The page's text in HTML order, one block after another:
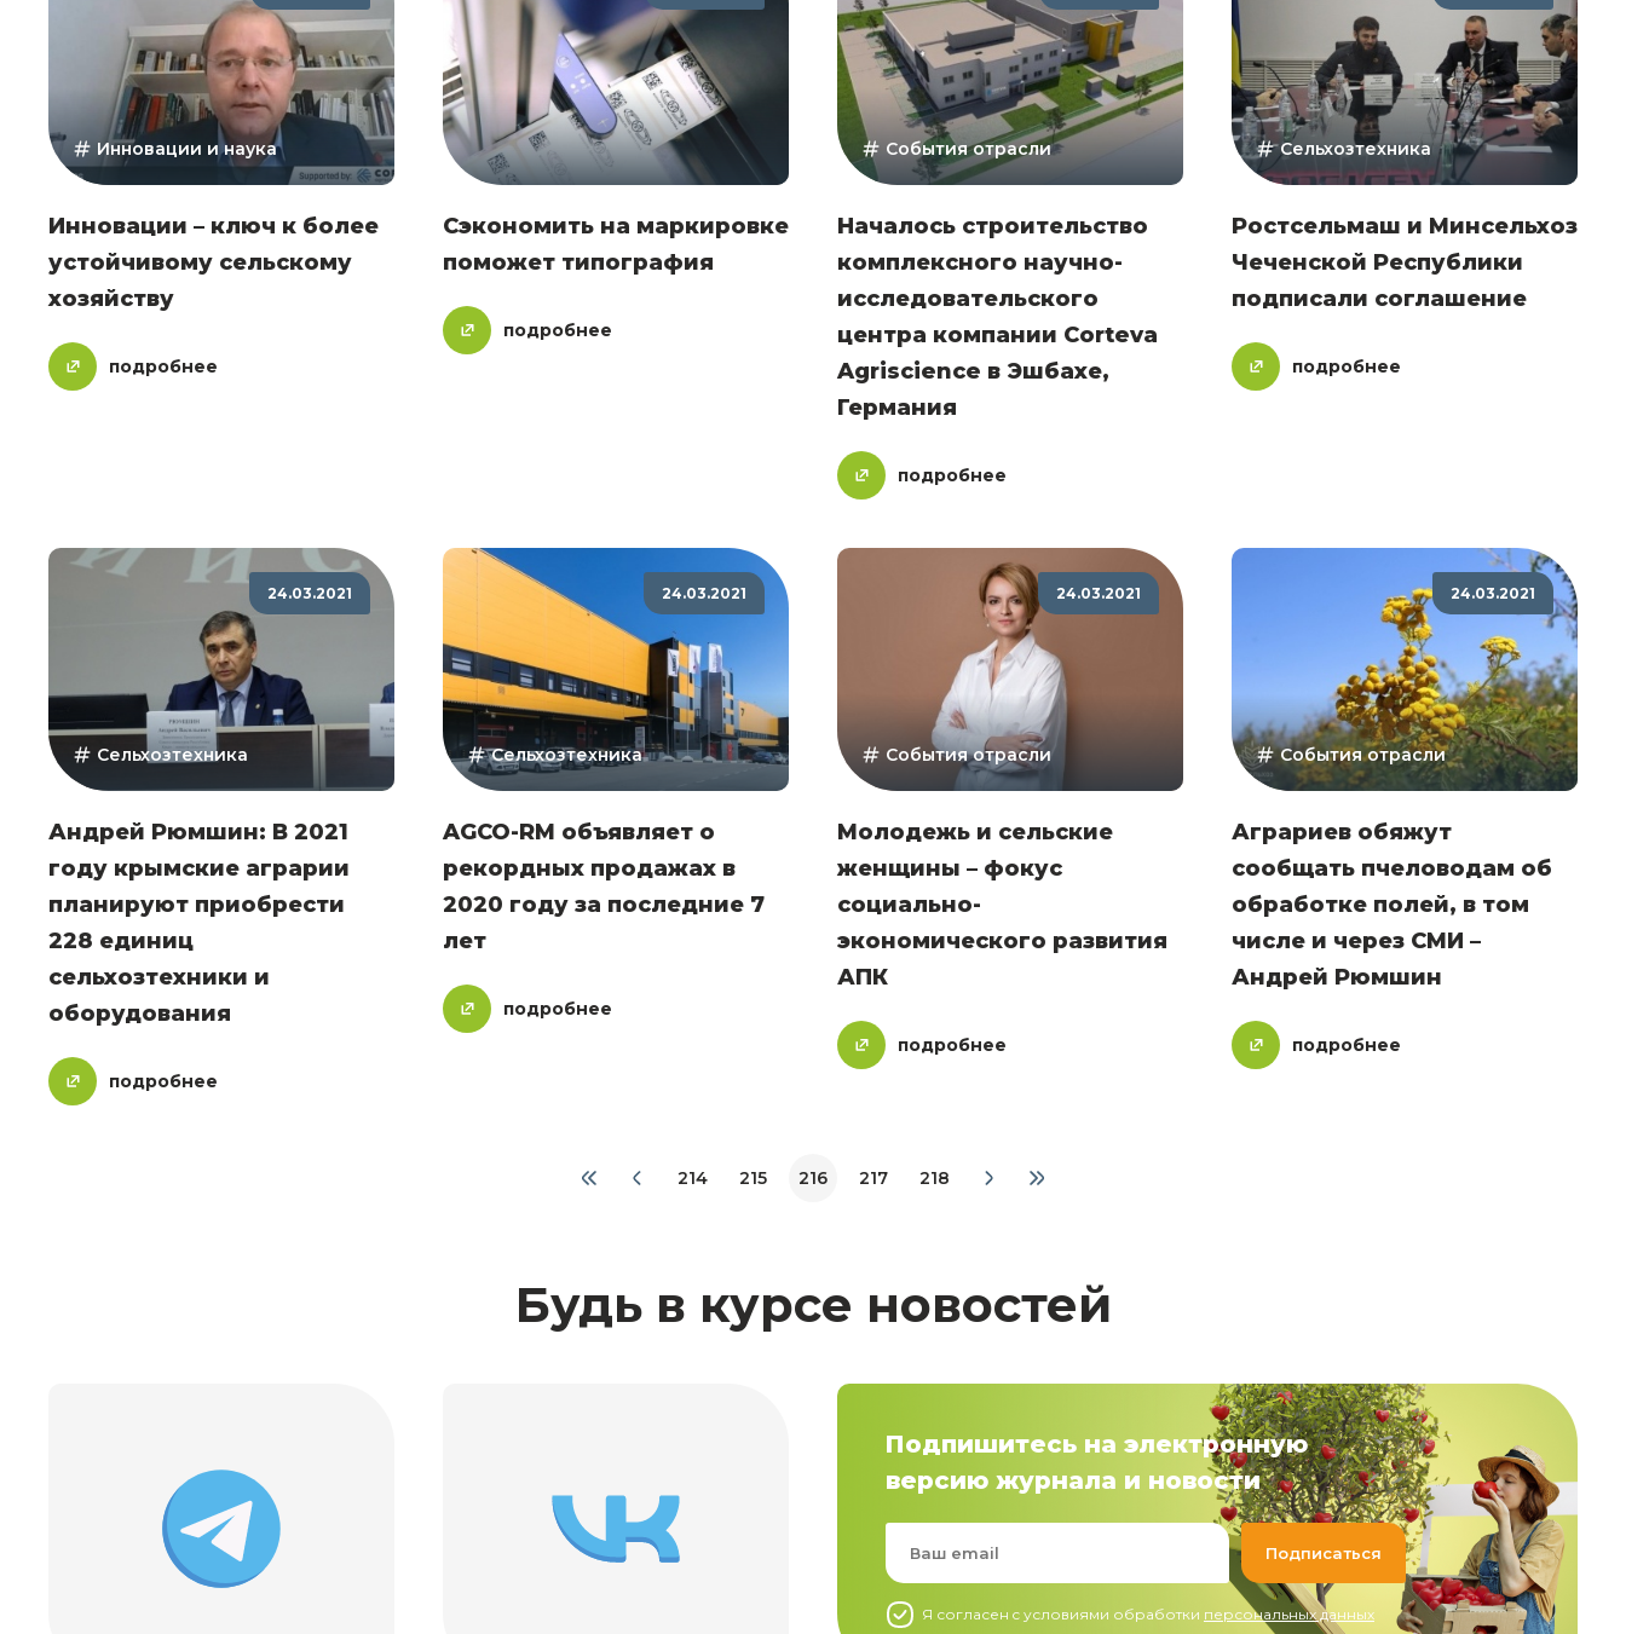
Инновации и наука
Инновации – ключ к более
устойчивому сельскому
хозяйству
подробнее
Сэкономить на маркировке
поможет типография
подробнее
События отрасли
Началось строительство
комплексного научно-
исследовательского
центра компании Corteva
Agriscience в Эшбахе,
Германия
подробнее
Сельхозтехника
Ростсельмаш и Минсельхоз
Чеченской Республики
подписали соглашение
подробнее
24.03.2021
Сельхозтехника
Андрей Рюмшин: В 2021
году крымские аграрии
планируют приобрести
228 единиц
сельхозтехники и
оборудования
подробнее
24.03.2021
Сельхозтехника
AGCO-RM объявляет о
рекордных продажах в
2020 году за последние 7
лет
подробнее
24.03.2021
События отрасли
Молодежь и сельские
женщины – фокус
социально-
экономического развития
АПК
подробнее
24.03.2021
События отрасли
Аграриев обяжут
сообщать пчеловодам об
обработке полей, в том
числе и через СМИ –
Андрей Рюмшин
подробнее
214 215 216 217 218
Будь в курсе новостей
Подпишитесь на электронную
версию журнала и новости
Я согласен c условиями обработки персональных данных